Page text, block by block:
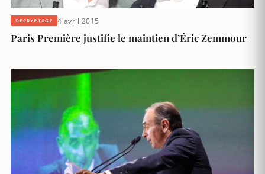
DÉCRYPTAGE 4 avril 2015
Paris Première justifie le maintien d’Éric Zemmour